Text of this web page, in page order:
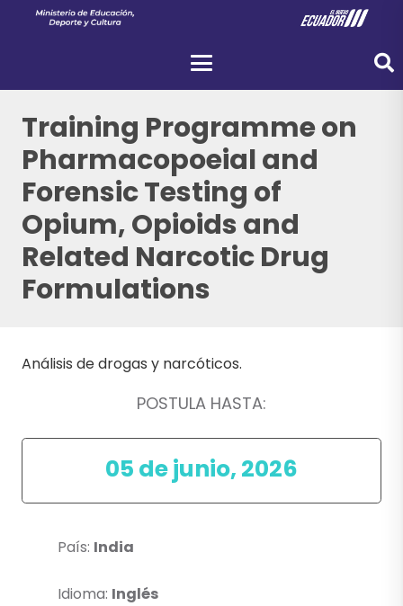
Training Programme on
Pharmacopoeial and
Forensic Testing of
Opium, Opioids and
Related Narcotic Drug
Formulations
Análisis de drogas y narcóticos.
POSTULA HASTA:
05 de junio, 2026
País: India
Idioma: Inglés